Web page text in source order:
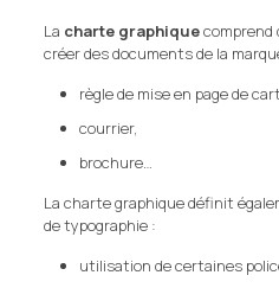
La charte graphiquecomprend
créer des documents de la
règle de mise en page de
courrier,
brochure…
La charte graphique définit
de typographie :
utilisation de certaines